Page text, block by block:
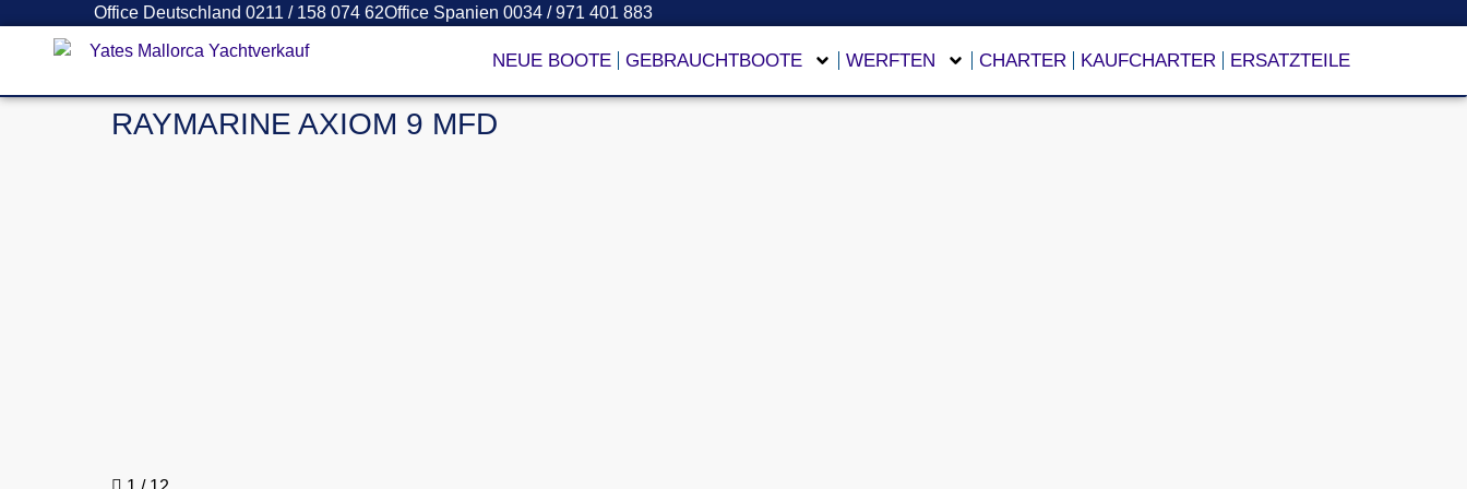
Office Deutschland 0211 / 158 074 62Office Spanien 0034 / 971 401 883
NEUE BOOTE GEBRAUCHTBOOTE WERFTEN CHARTER KAUFCHARTER ERSATZTEILE
RAYMARINE AXIOM 9 MFD